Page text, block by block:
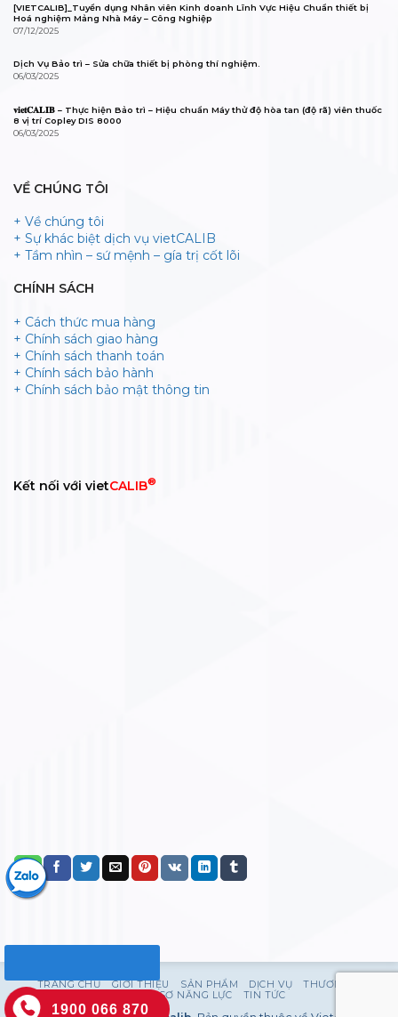
[VIETCALIB]_Tuyển dụng Nhân viên Kinh doanh Lĩnh Vực Hiệu Chuẩn thiết bị
Hoá nghiệm Mảng Nhà Máy – Công Nghiệp
07/12/2025
Dịch Vụ Bảo trì – Sửa chữa thiết bị phòng thí nghiệm.
06/03/2025
𝐯𝐢𝐞𝐭𝐂𝐀𝐋𝐈𝐁 – Thực hiện Bảo trì – Hiệu chuẩn Máy thử độ hòa tan (độ rã) viên thuốc
8 vị trí Copley DIS 8000
06/03/2025
VỀ CHÚNG TÔI
+ Về chúng tôi
+ Sự khác biệt dịch vụ vietCALIB
+ Tầm nhìn – sứ mệnh – gía trị cốt lõi
CHÍNH SÁCH
+ Cách thức mua hàng
+ Chính sách giao hàng
+ Chính sách thanh toán
+ Chính sách bảo hành
+ Chính sách bảo mật thông tin
Kết nối với vietCALIB®
TRANG CHỦ GIỚI THIỆU SẢN PHẨM DỊCH VỤ
THƯƠNG HIỆU
HỒ SƠ NĂNG LỰC
TIN TỨC
1900 066 870